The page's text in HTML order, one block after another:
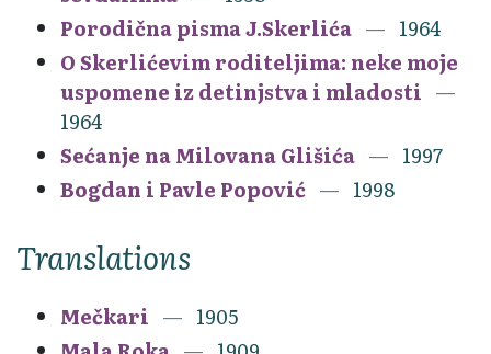
Porodična pisma J.Skerlića
1964
O Skerlićevim roditeljima: neke moje
uspomene iz detinjstva i mladosti
1964
Sećanje na Milovana Glišića
1997
Bogdan i Pavle Popović
1998
Translations
Mečkari
1905